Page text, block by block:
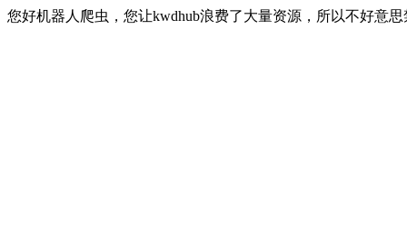
您好机器人爬虫，您让kwdhub浪费了大量资源，所以不好意